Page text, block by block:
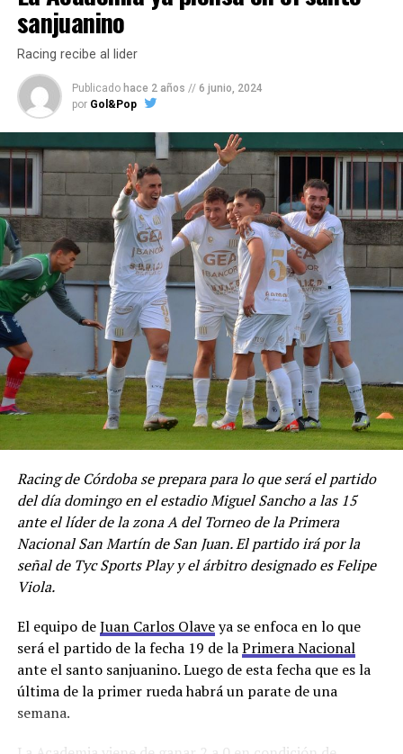
sanjuanino
Racing recibe al lider
Publicado hace 2 años // 6 junio, 2024
por Gol&Pop
Racing de Córdoba se prepara para lo que será el partido
del día domingo en el estadio Miguel Sancho a las 15
ante el líder de la zona A del Torneo de la Primera
Nacional San Martín de San Juan. El partido irá por la
señal de Tyc Sports Play y el árbitro designado es Felipe
Viola.
El equipo deJuan Carlos Olaveya se enfoca en lo que
será el partido de la fecha 19 de laPrimera Nacional
ante el santo sanjuanino. Luego de esta fecha que es la
última de la primer rueda habrá un parate de una
semana.